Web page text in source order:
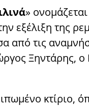
»
εξέλιξη της
από τις
Ξηντάρης,
κτίριο,